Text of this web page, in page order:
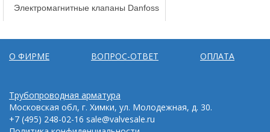
Электромагнитные клапаны Danfoss
О ФИРМЕ ВОПРОС-ОТВЕТ ОПЛАТА
Трубопроводная арматура
Московская обл, г. Химки, ул. Молодежная, д. 30.
+7 (495) 248-02-16 sale@valvesale.ru